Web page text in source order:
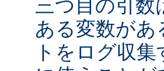
三つ目の引数
ある変数が
トをログ収